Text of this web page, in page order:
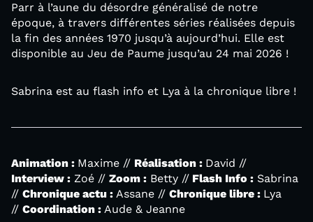
Parr à l’aune du désordre généralisé de notre
époque, à travers différentes séries réalisées depuis
la fin des années 1970 jusqu’à aujourd’hui. Elle est
disponible au Jeu de Paume jusqu’au 24 mai 2026 !
Sabrina est au flash info et Lya à la chronique libre !
Animation : Maxime // Réalisation : David //
Interview : Zoé // Zoom : Betty // Flash Info : Sabrina
// Chronique actu : Assane // Chronique libre : Lya
// Coordination : Aude & Jeanne